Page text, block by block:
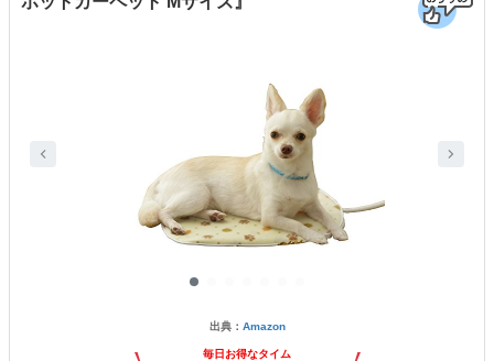
出典： Amazon
毎日お得なタイム